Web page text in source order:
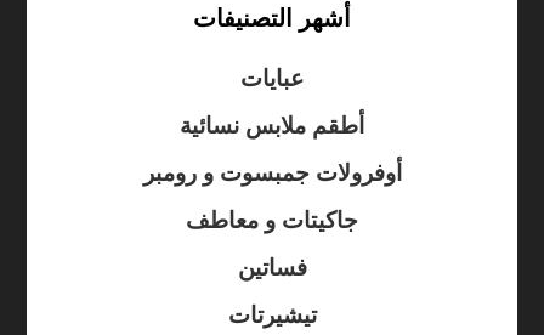
أشهر التصنيفات
عبايات
أطقم ملابس نسائية
أوفرولات جمبسوت و رومبر
جاكيتات و معاطف
فساتين
تيشيرتات